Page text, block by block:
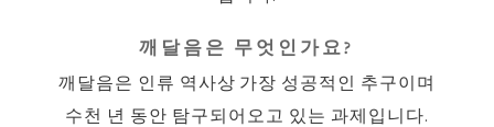
깨달음은 무엇인가요?
깨달음은 인류 역사상 가장 성공적인 추구이며
수천 년 동안 탐구되어오고 있는 과제입니다.